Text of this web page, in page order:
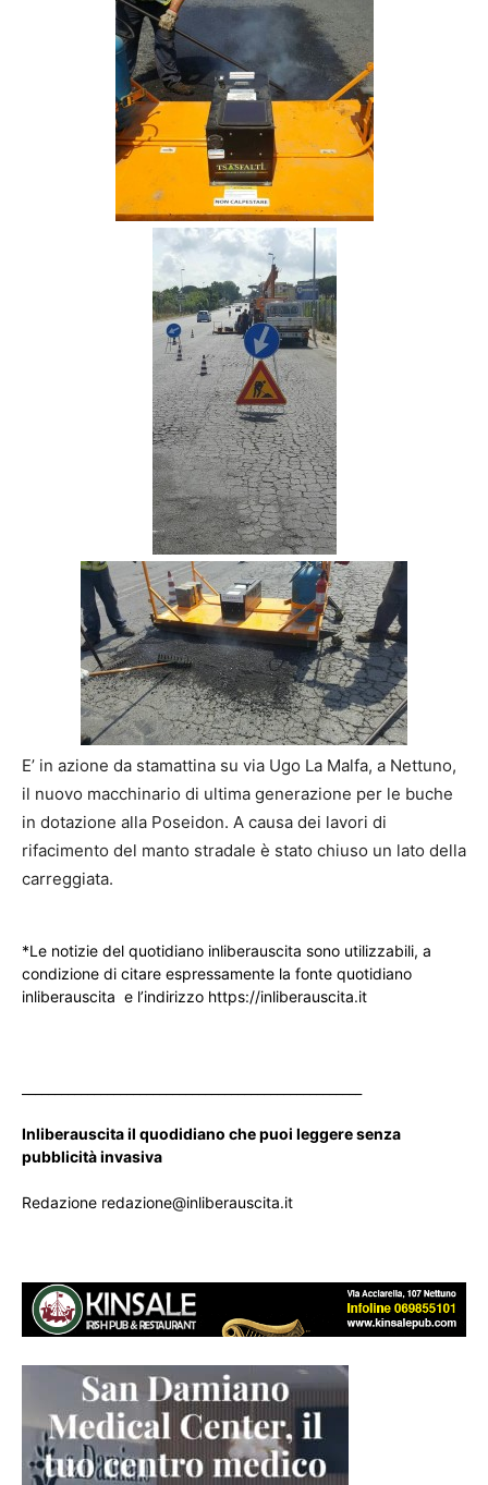
E’ in azione da stamattina su via Ugo La Malfa, a Nettuno,
il nuovo macchinario di ultima generazione per le buche
in dotazione alla Poseidon. A causa dei lavori di
rifacimento del manto stradale è stato chiuso un lato della
carreggiata.
*Le notizie del quotidiano inliberauscita sono utilizzabili, a
condizione di citare espressamente la fonte quotidiano
inliberauscita e l’indirizzo https://inliberauscita.it
Inliberauscita il quodidiano che puoi leggere senza
pubblicità invasiva
Redazione redazione@inliberauscita.it